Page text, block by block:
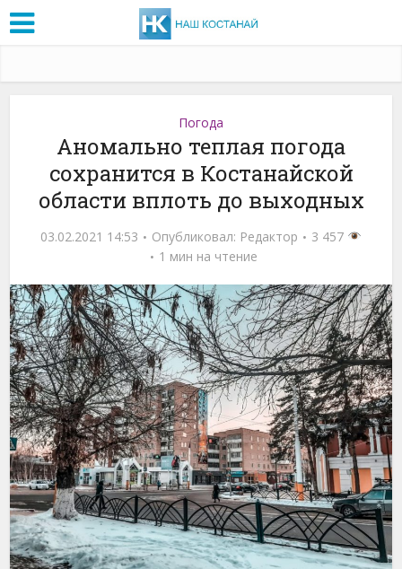
Погода
Аномально теплая погода
сохранится в Костанайской
области вплоть до выходных
03.02.2021 14:53 Опубликовал: Редактор
3 457
1 мин на чтение